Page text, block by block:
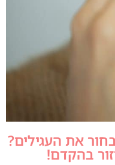
את העגילים?
בהקדם!